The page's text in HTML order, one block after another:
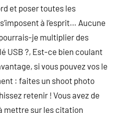
et poser toutes les
à l’esprit… Aucune
je multiplier des
USB ?, Est-ce bien coulant
si vous pouvez vos le
: faites un shoot photo
retenir ! Vous avez de
mettre sur les citation